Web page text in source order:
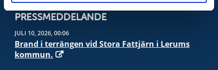
PRESSMEDDELANDE
JULI 10, 2026, 00:06
Brand i terrängen vid Stora Fattjärn i Lerums
kommun.